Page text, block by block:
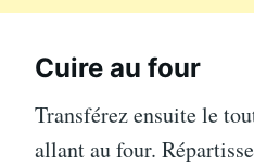
Cuire au four
Transférez ensuite le
allant au four.